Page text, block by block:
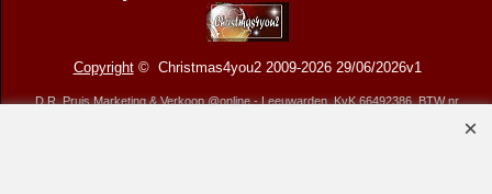
Copyright© Christmas4you2 2009-2026 29/06/2026v1
D.R. Pruis Marketing & Verkoop @online - Leeuwarden, KvK 66492386, BTW nr